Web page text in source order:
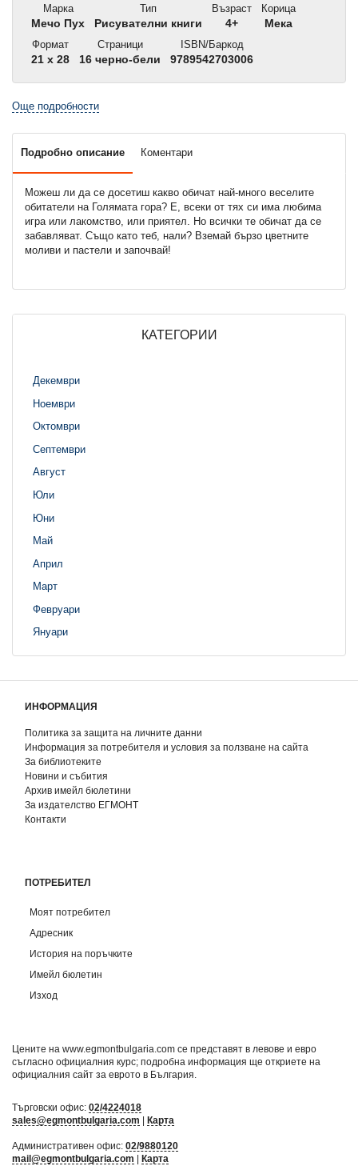
Марка
Мечо Пух
Тип
Рисувателни книги
Възраст
4+
Корица
Мека
Формат
21 x 28
Страници
16 черно-бели
ISBN/Баркод
9789542703006
Още подробности
Подробно описание Коментари
Можеш ли да се досетиш какво обичат най-много веселите
обитатели на Голямата гора? Е, всеки от тях си има любима
игра или лакомство, или приятел. Но всички те обичат да се
забавляват. Също като теб, нали? Вземай бързо цветните
моливи и пастели и започвай!
КАТЕГОРИИ
Декември
Ноември
Октомври
Септември
Август
Юли
Юни
Май
Април
Март
Февруари
Януари
ИНФОРМАЦИЯ
Политика за защита на личните данни
Информация за потребителя и условия за ползване на сайта
За библиотеките
Новини и събития
Архив имейл бюлетини
За издателство ЕГМОНТ
Контакти
ПОТРЕБИТЕЛ
Моят потребител
Адресник
История на поръчките
Имейл бюлетин
Изход
Цените на www.egmontbulgaria.com се представят в левове и евро
съгласно официалния курс; подробна информация ще откриете на
официалния сайт за еврото в България
Търговски офис: 02/4224018
sales@egmontbulgaria.com | Карта
Административен офис: 02/9880120
mail@egmontbulgaria.com | Карта